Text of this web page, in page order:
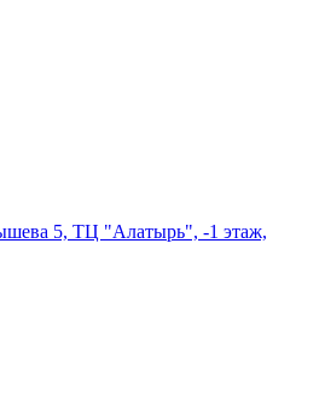
5, ТЦ "Алатырь", -1 этаж,